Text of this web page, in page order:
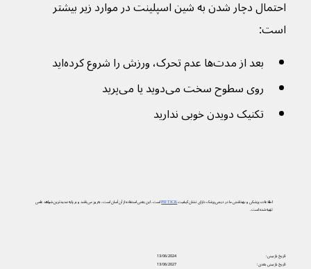
احتمال دچار شدن به شین اسپلینت در موارد زیر بیشتر
است:
بعد از مدت‌ها عدم تحرک، ورزش را شروع کرده‌اید
روی سطوح سخت می‌دوید یا می‌پرید
تکنیک دویدن خوبی ندارید
اطلاعات پزشکی و بهداشتی ما در دیجی‌پزشک دارای نشان کیفیتPIF TICKاست. این یعنی استفاده از آن آسان است، به‌روز می‌باشد و بر پایه جدیدترین شواهد علمی
تهیه شده است.
13/06/2024
تاریخ بازبینی:
13/06/2027
تاریخ بازبینی بعدی: